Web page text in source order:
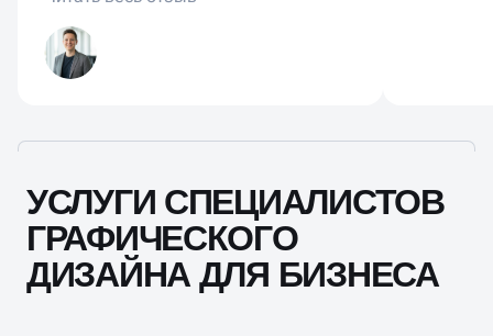
УСЛУГИ СПЕЦИАЛИСТОВ
ГРАФИЧЕСКОГО
ДИЗАЙНА ДЛЯ БИЗНЕСА